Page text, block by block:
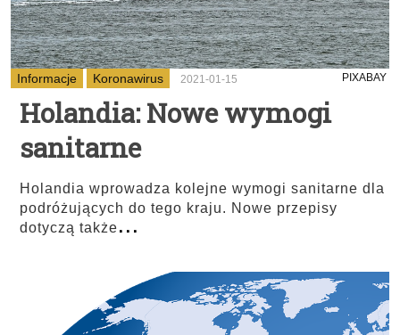
Informacje Koronawirus 2021-01-15 PIXABAY
Holandia: Nowe wymogi
sanitarne
Holandia wprowadza kolejne wymogi sanitarne dla
podróżujących do tego kraju. Nowe przepisy
dotyczą także...